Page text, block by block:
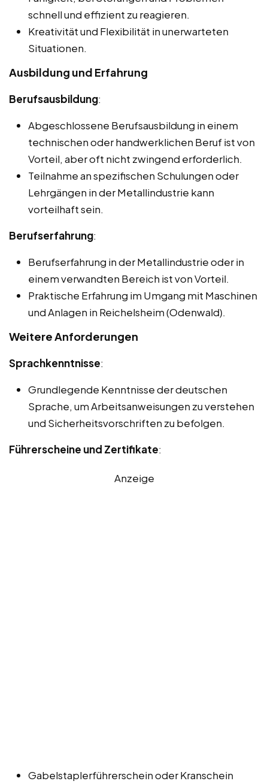
schnell und effizient zu reagieren.
Kreativität und Flexibilität in unerwarteten
Situationen.
Ausbildung und Erfahrung
Berufsausbildung:
Abgeschlossene Berufsausbildung in einem
technischen oder handwerklichen Beruf ist von
Vorteil, aber oft nicht zwingend erforderlich.
Teilnahme an spezifischen Schulungen oder
Lehrgängen in der Metallindustrie kann
vorteilhaft sein.
Berufserfahrung:
Berufserfahrung in der Metallindustrie oder in
einem verwandten Bereich ist von Vorteil.
Praktische Erfahrung im Umgang mit Maschinen
und Anlagen in Reichelsheim (Odenwald).
Weitere Anforderungen
Sprachkenntnisse:
Grundlegende Kenntnisse der deutschen
Sprache, um Arbeitsanweisungen zu verstehen
und Sicherheitsvorschriften zu befolgen.
Führerscheine und Zertifikate:
Anzeige
Gabelstaplerführerschein oder Kranschein